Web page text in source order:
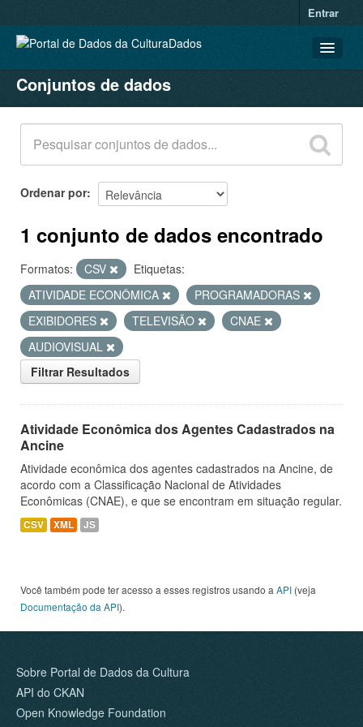
Entrar
CONJUNTOS DE DADOS
ORGANIZAÇÕES
GRUPOS
SOBRE
Conjuntos de dados
Ordenar por
1 conjunto de dados encontrado
Formatos: CSV
Etiquetas:
ATIVIDADE ECONÔMICA
PROGRAMADORAS
EXIBIDORES
TELEVISÃO
CNAE
AUDIOVISUAL
Filtrar Resultados
Atividade Econômica dos Agentes Cadastrados na
Ancine
Atividade econômica dos agentes cadastrados na Ancine, de
acordo com a Classificação Nacional de Atividades
Econômicas (CNAE), e que se encontram em situação regular.
CSV XML JS
Você também pode ter acesso a esses registros usando a API (veja
Documentação da API).
Sobre Portal de Dados da Cultura
API do CKAN
Open Knowledge Foundation